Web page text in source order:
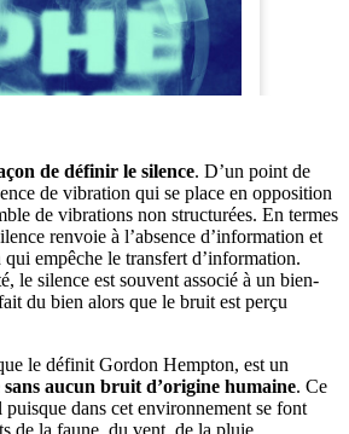
de définir le silence. D’un point de
de vibration qui se place en opposition
de vibrations non structurées. En termes
renvoie à l’absence d’information et
empêche le transfert d’information.
le silence est souvent associé à un bien-
du bien alors que le bruit est perçu
le définit Gordon Hempton, est un
aucun bruit d’origine humaine. Ce
puisque dans cet environnement se font
de la faune, du vent, de la pluie…